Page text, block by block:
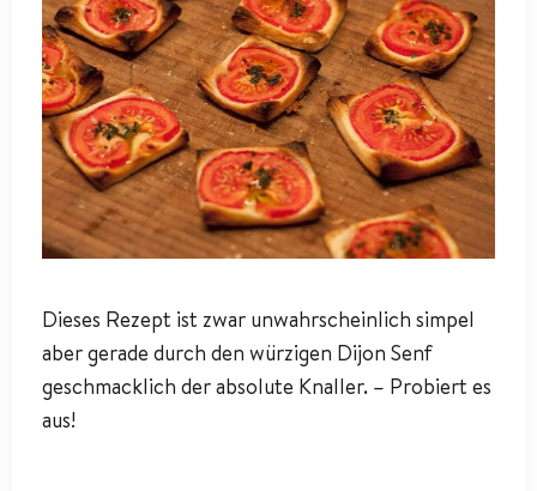
Dieses Rezept ist zwar unwahrscheinlich simpel
aber gerade durch den würzigen Dijon Senf
geschmacklich der absolute Knaller. – Probiert es
aus!